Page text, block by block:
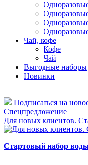
Чай, кофе
Кофе
Чай
Выгодные наборы
Новинки
Подписаться на
Спецпредложение
Для новых клиентов.
Стартовый набор